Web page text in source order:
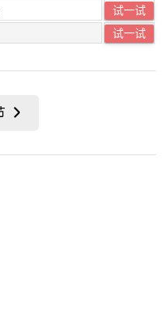
试一试
试一试